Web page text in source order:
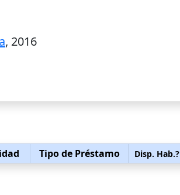
, 2016
Tipo de Préstamo Disp. Hab.?